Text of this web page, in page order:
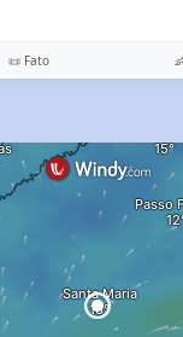
📜 Fato